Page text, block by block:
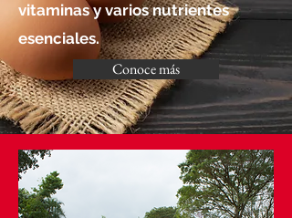
vitaminas y varios nutrientes
esenciales.
Conoce más